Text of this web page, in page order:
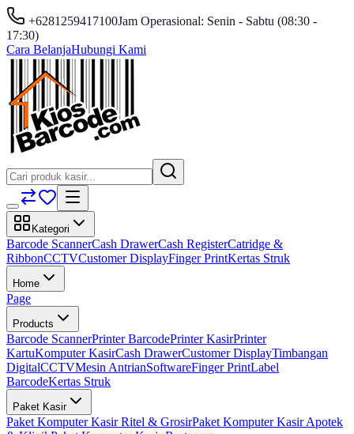
+6281259417100Jam Operasional: Senin - Sabtu (08:30 -
17:30)
Cara BelanjaHubungi Kami
Kategori
Barcode ScannerCash DrawerCash RegisterCatridge &
RibbonCCTVCustomer DisplayFinger PrintKertas Struk
Home
Page
Products
Barcode ScannerPrinter BarcodePrinter KasirPrinter
KartuKomputer KasirCash DrawerCustomer DisplayTimbangan
DigitalCCTVMesin AntrianSoftwareFinger PrintLabel
BarcodeKertas Struk
Paket Kasir
Paket Komputer Kasir Ritel & GrosirPaket Komputer Kasir Apotek